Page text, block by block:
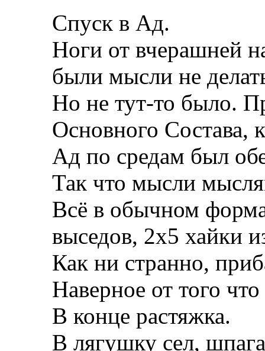
Спуск в Ад.
Ноги от вчерашней
были мысли не
Но не тут-то было.
Основного Состава,
Ад по средам был
Так что мысли
Всё в обычном
выседов, 2х5 хайки
Как ни странно,
Наверное от того
В конце растяжка.
В лягушку сел,